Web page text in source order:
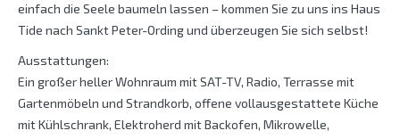
einfach die Seele baumeln lassen – kommen Sie zu uns ins Haus
Tide nach Sankt Peter-Ording und überzeugen Sie sich selbst!
Ausstattungen:
Ein großer heller Wohnraum mit SAT-TV, Radio, Terrasse mit
Gartenmöbeln und Strandkorb, offene vollausgestattete Küche
mit Kühlschrank, Elektroherd mit Backofen, Mikrowelle,